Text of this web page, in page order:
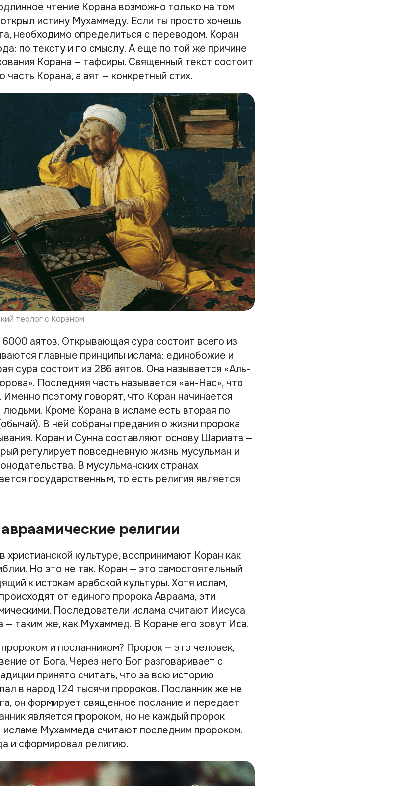
чтение Корана возможно только на том
истину Мухаммеду. Если ты просто хочешь
необходимо определиться с переводом. Коран
по тексту и по смыслу. А еще по той же причине
Корана — тафсиры. Священный текст состоит
часть Корана, а аят — конкретный стих.
теолог с Кораном
6000 аятов. Открывающая сура состоит всего из
главные принципы ислама: единобожие и
сура состоит из 286 аятов. Она называется «Аль-
Последняя часть называется «ан-Нас», что
поэтому говорят, что Коран начинается
людьми. Кроме Корана в исламе есть вторая по
В ней собраны предания о жизни пророка
Коран и Сунна составляют основу Шариата —
регулирует повседневную жизнь мусульман и
В мусульманских странах
государственным, то есть религия является
религии
культуре, воспринимают Коран как
Но это не так. Коран — это самостоятельный
к истокам арабской культуры. Хотя ислам,
от единого пророка Авраама, эти
Последователи ислама считают Иисуса
— таким же, как Мухаммед. В Коране его зовут Иса.
и посланником? Пророк — это человек,
от Бога. Через него Бог разговаривает с
принято считать, что за всю историю
в народ 124 тысячи пророков. Посланник же не
он формирует священное послание и передает
является пророком, но не каждый пророк
исламе Мухаммеда считают последним пророком.
и сформировал религию.